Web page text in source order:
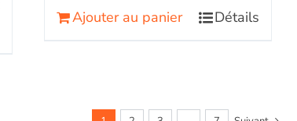
Ajouter au panier Détails